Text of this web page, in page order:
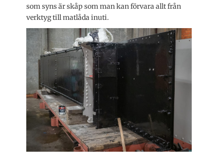
som syns är skåp som man kan förvara allt från
verktyg till matlåda inuti.